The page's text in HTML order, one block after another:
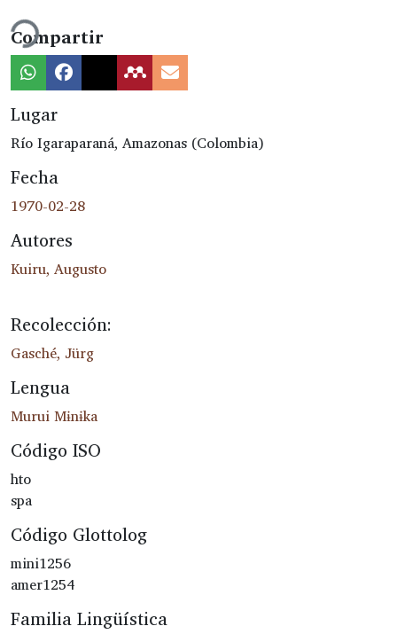
Cargando...
Compartir
Lugar
Río Igaraparaná, Amazonas (Colombia)
Fecha
1970-02-28
Autores
Kuiru, Augusto
Recolección:
Gasché, Jürg
Lengua
Murui Mɨnɨka
Código ISO
hto
spa
Código Glottolog
mini1256
amer1254
Familia Lingüística